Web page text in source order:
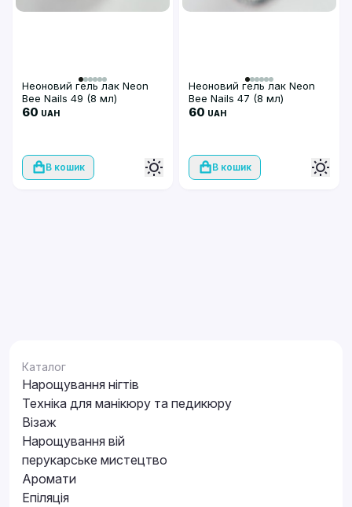
Неоновий гель лак Neon
Bee Nails 49 (8 мл)
60 UAH
В кошик
Неоновий гель лак Neon
Bee Nails 47 (8 мл)
60 UAH
В кошик
Каталог
Нарощування нігтів
Техніка для манікюру та педикюру
Візаж
Нарощування вій
перукарське мистецтво
Аромати
Епіляція